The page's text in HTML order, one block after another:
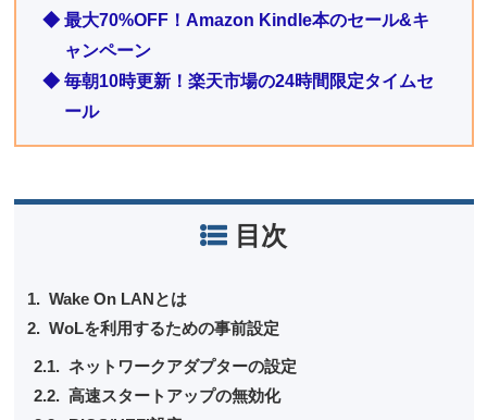
◆ 最大70%OFF！Amazon Kindle本のセール&キ
ャンペーン
◆ 毎朝10時更新！楽天市場の24時間限定タイムセ
ール
目次
Wake On LANとは
WoLを利用するための事前設定
ネットワークアダプターの設定
高速スタートアップの無効化